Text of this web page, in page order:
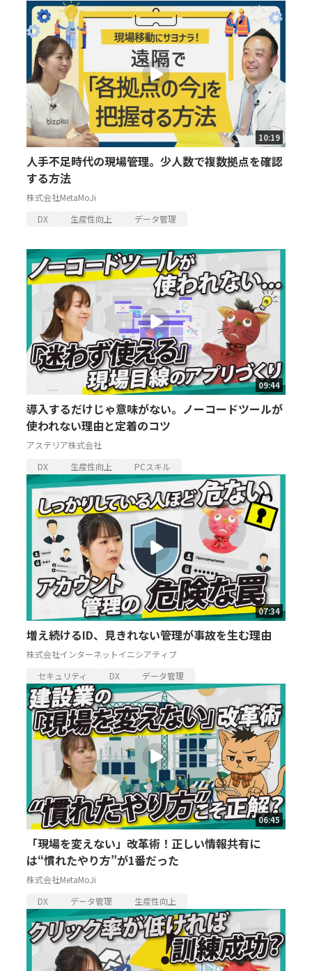
10:19
人手不足時代の現場管理。少人数で複数拠点を確認
する方法
株式会社MetaMoJi
DX
生産性向上 データ管理
09:44
導入するだけじゃ意味がない。ノーコードツールが
使われない理由と定着のコツ
アステリア株式会社
DX
生産性向上 PCスキル
07:34
増え続けるID、見きれない管理が事故を生む理由
株式会社インターネットイニシアティブ
セキュリティ
DX データ管理
06:45
「現場を変えない」改革術！正しい情報共有に
は“慣れたやり方”が1番だった
株式会社MetaMoJi
DX
データ管理 生産性向上